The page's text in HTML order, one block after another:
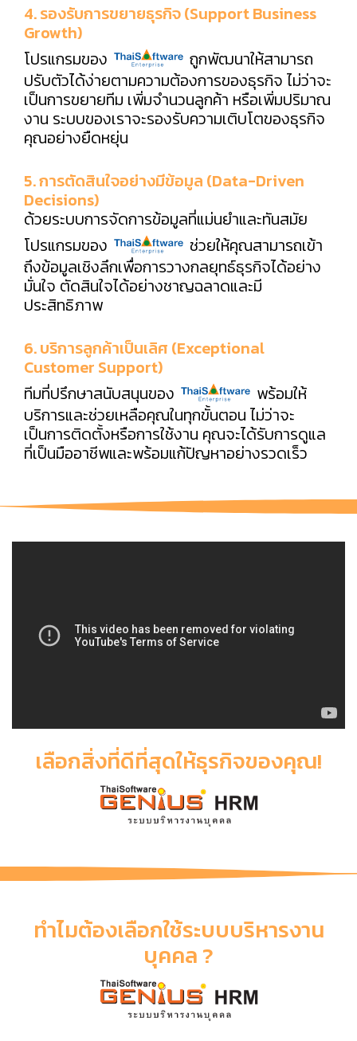
4. รองรับการขยายธุรกิจ (Support Business
Growth)
โปรแกรมของ
ถูกพัฒนาให้สามารถ
ปรับตัวได้ง่ายตามความต้องการของธุรกิจ ไม่ว่าจะ
เป็นการขยายทีม เพิ่มจำนวนลูกค้า หรือเพิ่มปริมาณ
งาน ระบบของเราจะรองรับความเติบโตของธุรกิจ
คุณอย่างยืดหยุ่น
5. การตัดสินใจอย่างมีข้อมูล (Data-Driven
Decisions)
ด้วยระบบการจัดการข้อมูลที่แม่นยำและทันสมัย
โปรแกรมของ
ช่วยให้คุณสามารถเข้า
ถึงข้อมูลเชิงลึกเพื่อการวางกลยุทธ์ธุรกิจได้อย่าง
มั่นใจ ตัดสินใจได้อย่างชาญฉลาดและมี
ประสิทธิภาพ
6. บริการลูกค้าเป็นเลิศ (Exceptional
Customer Support)
ทีมที่ปรึกษาสนับสนุนของ
พร้อมให้
บริการและช่วยเหลือคุณในทุกขั้นตอน ไม่ว่าจะ
เป็นการติดตั้งหรือการใช้งาน คุณจะได้รับการดูแล
ที่เป็นมืออาชีพและพร้อมแก้ปัญหาอย่างรวดเร็ว
เลือกสิ่งที่ดีที่สุดให้ธุรกิจของคุณ!
ทำไมต้องเลือกใช้ระบบบริหารงาน
บุคคล ?